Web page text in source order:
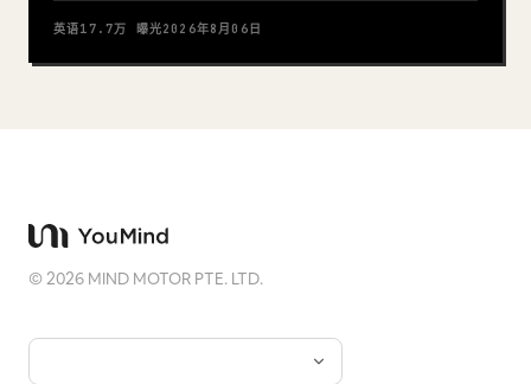
英语17.7万 曝光2026年8月06日
©2026 MIND MOTOR PTE. LTD.